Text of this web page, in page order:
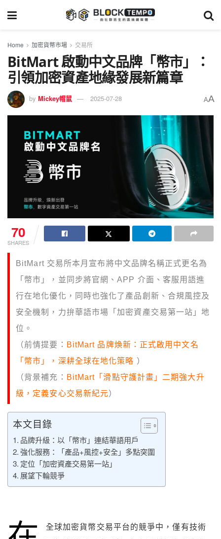
Home 加密貨幣市場 交易所
BitMart 啟動中文品牌「幣市」：
引領加密資產地緣發展新篇章
by Mickey帽鼠 2025-07-28 AA
70
SHARES
BitMart 交易所本月宣布將中文品牌名稱正式更名為
「幣市」，並同步將官網、APP 介面、客服用語進
行在地化優化，同時也強化了產品創新、合規風控及
安全機制，力拚華語市場「加密資產交易第一站」地
位。
（前情提要： BitMart 品牌煥新：正式啟用中文名
「幣市」，深耕全球在地化策略 ）
（背景補充： BitMart「滑點守護計畫」二期強大升
級，定義安心交易新紀元）
本文目錄
品牌升級：以「幣市」連結華語用戶
強化服務：「產品+風控+安全」多點突圍
定位「加密資產交易第一站」
展望下輪競爭
全球加密貨幣交易平台的競爭中，僅有技術